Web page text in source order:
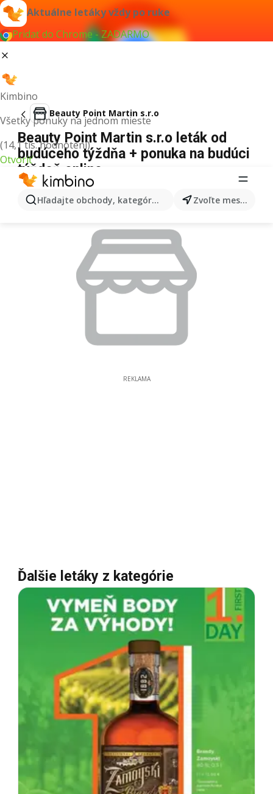
Aktuálne letáky vždy po ruke
Pridať do Chrome - ZADARMO
Kimbino
Všetky ponuky na jednom mieste
(14,1 tis. hodnotení)
Otvoriť
Hľadajte obchody, kategórie, produkty... Zvoľte mesto
Beauty Point Martin s.r.o
Beauty Point Martin s.r.o leták od
budúceho týždňa + ponuka na budúci
týždeň online
REKLAMA
Ďalšie letáky z kategórie